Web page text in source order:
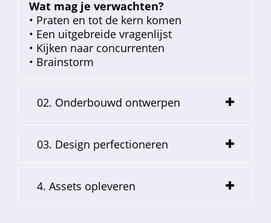
Wat mag je verwachten?
• Praten en tot de kern komen
• Een uitgebreide vragenlijst
• Kijken naar concurrenten
• Brainstorm
02. Onderbouwd ontwerpen
03. Design perfectioneren
4. Assets opleveren